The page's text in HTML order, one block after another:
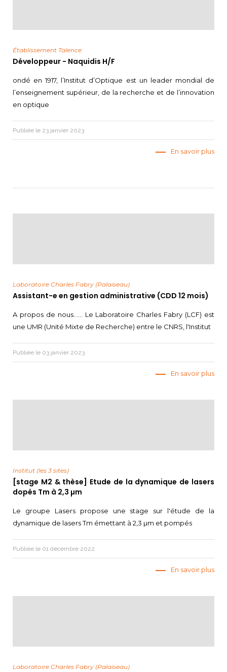
Établissement Talence
Développeur - Naquidis H/F
ondé en 1917, l’Institut d’Optique est un leader mondial de
l’enseignement supérieur, de la recherche et de l’innovation
en optique
Publiée le 23 janvier 2023
En savoir plus
Laboratoire Charles Fabry (Palaiseau)
Assistant-e en gestion administrative (CDD 12 mois)
A propos de nous...... Le Laboratoire Charles Fabry (LCF) est
une UMR (Unité Mixte de Recherche) entre le CNRS, l'Institut
Publiée le 03 janvier 2023
En savoir plus
Institut (les 3 sites)
[stage M2 & thèse] Etude de la dynamique de lasers
dopés Tm à 2,3 µm
Le groupe Lasers propose une stage sur l'étude de la
dynamique de lasers Tm émettant à 2,3 µm et pompés
Publiée le 01 décembre 2022
En savoir plus
Laboratoire Charles Fabry (Palaiseau)